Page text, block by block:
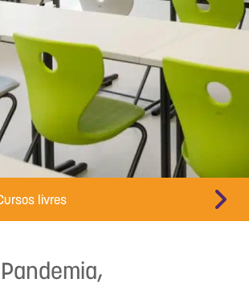
livres Educação